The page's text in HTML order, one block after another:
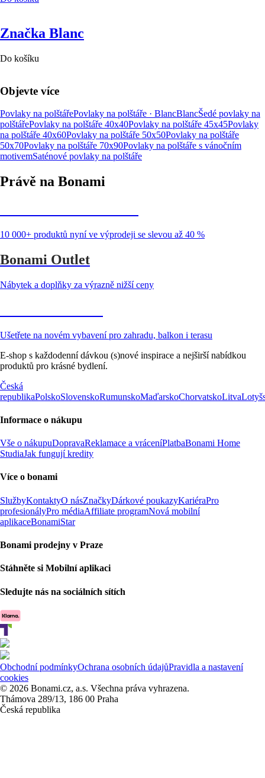
Značka Blanc
Do košíku
Objevte více
Povlaky na polštářePovlaky na polštáře · BlancBlancŠedé povlaky na
polštářePovlaky na polštáře 40x40Povlaky na polštáře 45x45Povlaky
na polštáře 40x60Povlaky na polštáře 50x50Povlaky na polštáře
50x70Povlaky na polštáře 70x90Povlaky na polštáře s vánočním
motivemSaténové povlaky na polštáře
Právě na Bonami
10 000+ produktů nyní ve výprodeji se slevou až 40 %
Bonami Outlet
Nábytek a doplňky za výrazně nižší ceny
Ušetřete na novém vybavení pro zahradu, balkon i terasu
E-shop s každodenní dávkou (s)nové inspirace a nejširší nabídkou
produktů pro krásné bydlení.
Česká
republikaPolskoSlovenskoRumunskoMaďarskoChorvatskoLitva
Informace o nákupu
Vše o nákupuDopravaReklamace a vráceníPlatbaBonami Home
StudiaJak fungují kredity
Více o bonami
SlužbyKontaktyO násZnačkyDárkové poukazyKariéraPro
profesionályPro médiaAffiliate programNová mobilní
aplikaceBonamiStar
Bonami prodejny v Praze
Stáhněte si Mobilní aplikaci
Sledujte nás na sociálních sítích
Obchodní podmínkyOchrana osobních údajůPravidla a nastavení
cookies
© 2026 Bonami.cz, a.s. Všechna práva vyhrazena.
Thámova 289/13, 186 00 Praha
Česká republika